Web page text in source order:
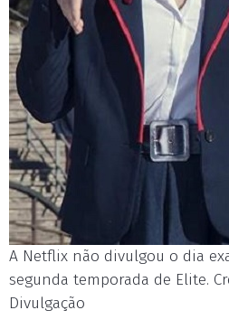
A Netflix não divulgou o dia
segunda temporada de Elite.
Divulgação